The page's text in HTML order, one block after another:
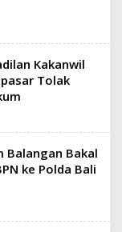
Kakanwil
Tolak
Balangan Bakal
ke Polda Bali